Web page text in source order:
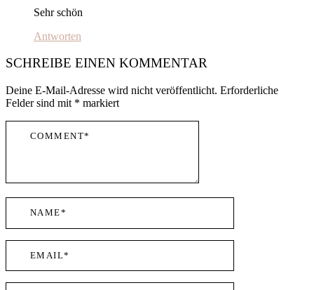
Sehr schön
Antworten
SCHREIBE EINEN KOMMENTAR
Deine E-Mail-Adresse wird nicht veröffentlicht. Erforderliche
Felder sind mit * markiert